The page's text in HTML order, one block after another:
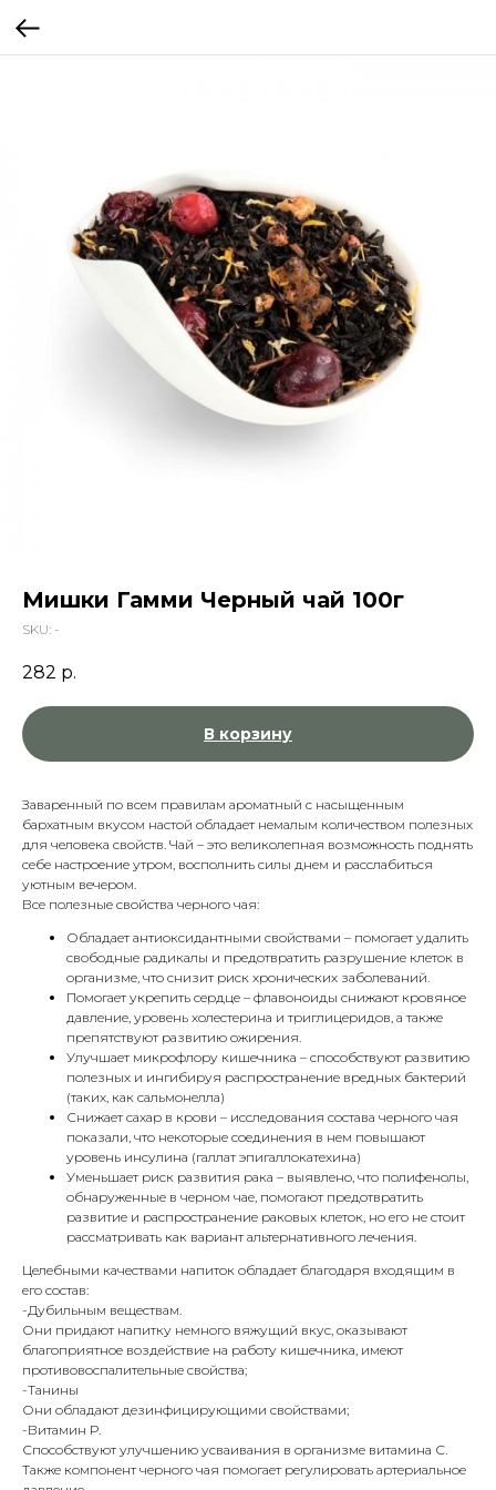
Мишки Гамми Черный чай 100г
SKU: -
282 р.
В корзину
Заваренный по всем правилам ароматный с насыщенным
бархатным вкусом настой обладает немалым количеством полезных
для человека свойств. Чай – это великолепная возможность поднять
себе настроение утром, восполнить силы днем и расслабиться
уютным вечером.
Все полезные свойства черного чая:
Обладает антиоксидантными свойствами – помогает удалить
свободные радикалы и предотвратить разрушение клеток в
организме, что снизит риск хронических заболеваний.
Помогает укрепить сердце – флавоноиды снижают кровяное
давление, уровень холестерина и триглицеридов, а также
препятствуют развитию ожирения.
Улучшает микрофлору кишечника – способствуют развитию
полезных и ингибируя распространение вредных бактерий
(таких, как сальмонелла)
Снижает сахар в крови – исследования состава черного чая
показали, что некоторые соединения в нем повышают
уровень инсулина (галлат эпигаллокатехина)
Уменьшает риск развития рака – выявлено, что полифенолы,
обнаруженные в черном чае, помогают предотвратить
развитие и распространение раковых клеток, но его не стоит
рассматривать как вариант альтернативного лечения.
Целебными качествами напиток обладает благодаря входящим в
его состав:
-Дубильным веществам.
Они придают напитку немного вяжущий вкус, оказывают
благоприятное воздействие на работу кишечника, имеют
противовоспалительные свойства;
-Танины
Они обладают дезинфицирующими свойствами;
-Витамин Р.
Способствуют улучшению усваивания в организме витамина С.
Также компонент черного чая помогает регулировать артериальное